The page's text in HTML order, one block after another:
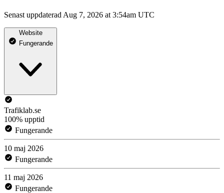
Senast uppdaterad Aug 7, 2026 at 3:54am UTC
Website
Fungerande
Trafiklab.se
100% upptid
Fungerande
10 maj 2026
Fungerande
11 maj 2026
Fungerande